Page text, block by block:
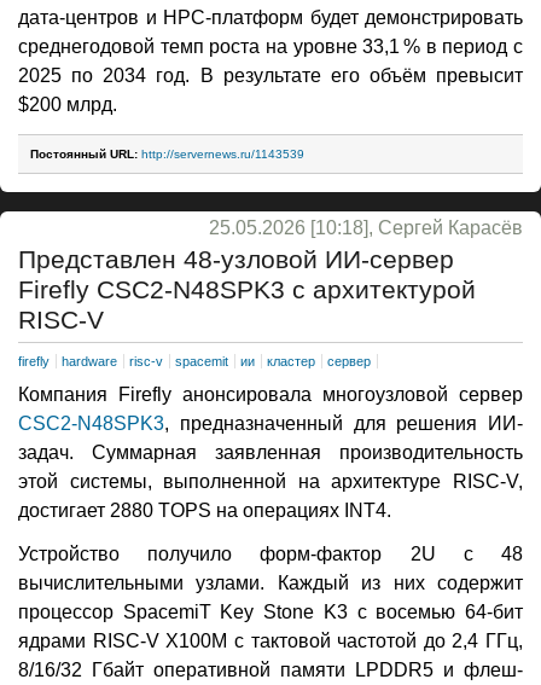
дата-центров и НРС-платформ будет демонстрировать
среднегодовой темп роста на уровне 33,1 % в период с
2025 по 2034 год. В результате его объём превысит
$200 млрд.
Постоянный URL: http://servernews.ru/1143539
25.05.2026 [10:18], Сергей Карасёв
Представлен 48-узловой ИИ-сервер
Firefly CSC2-N48SPK3 с архитектурой
RISC-V
firefly hardware risc-v spacemit ии кластер сервер
Компания Firefly анонсировала многоузловой сервер
CSC2-N48SPK3, предназначенный для решения ИИ-
задач. Суммарная заявленная производительность
этой системы, выполненной на архитектуре RISC-V,
достигает 2880 TOPS на операциях INT4.
Устройство получило форм-фактор 2U с 48
вычислительными узлами. Каждый из них содержит
процессор SpacemiT Key Stone K3 с восемью 64-бит
ядрами RISC-V X100M с тактовой частотой до 2,4 ГГц,
8/16/32 Гбайт оперативной памяти LPDDR5 и флеш-